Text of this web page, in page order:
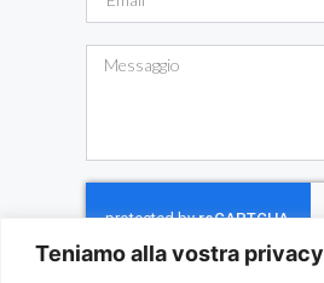
Teniamo alla vostra privacy